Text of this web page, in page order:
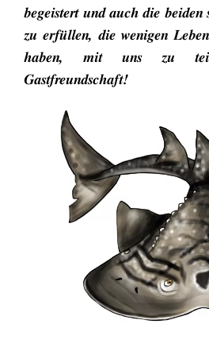
begeistert und auch die beiden
zu erfüllen, die wenigen
haben, mit uns zu
Gastfreundschaft!